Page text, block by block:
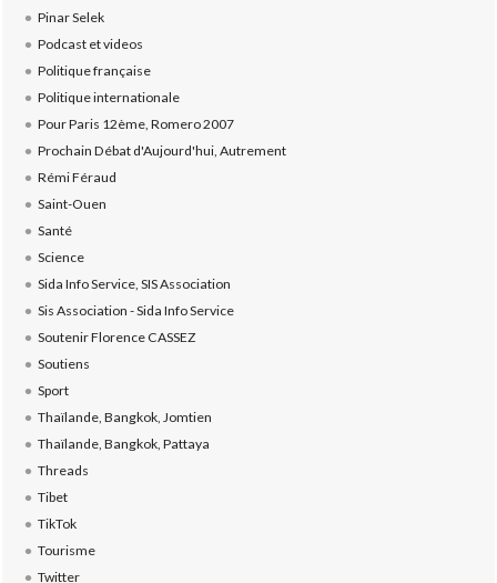
Pinar Selek
Podcast et videos
Politique française
Politique internationale
Pour Paris 12ème, Romero 2007
Prochain Débat d'Aujourd'hui, Autrement
Rémi Féraud
Saint-Ouen
Santé
Science
Sida Info Service, SIS Association
Sis Association - Sida Info Service
Soutenir Florence CASSEZ
Soutiens
Sport
Thaïlande, Bangkok, Jomtien
Thaïlande, Bangkok, Pattaya
Threads
Tibet
TikTok
Tourisme
Twitter